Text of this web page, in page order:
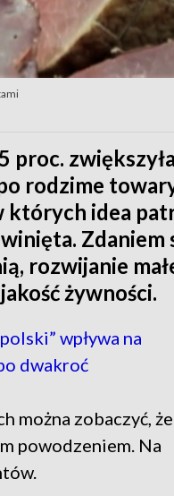
proc.
rodzime
których idea
rozwijanie
żywności.
wpływa na
dwakroć
można zobaczyć, że
powodzeniem. Na